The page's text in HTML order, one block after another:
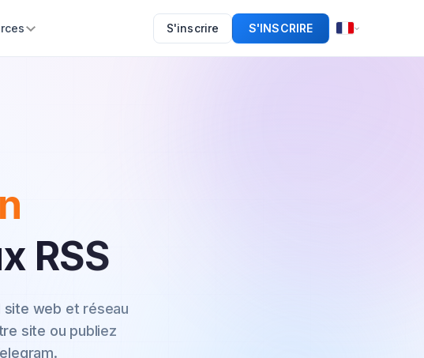
S'inscrire S'INSCRIRE
RSS
site web et réseau
site ou publiez